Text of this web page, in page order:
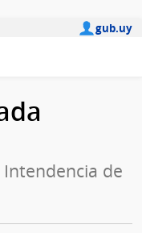
gub.uy
de